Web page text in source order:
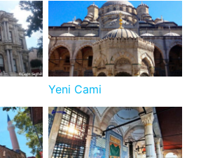
Yeni Cami